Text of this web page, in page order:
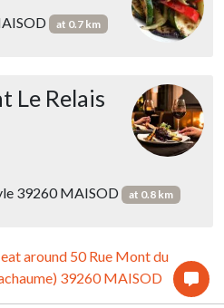
at 0.7 km
Le Relais
39260 MAISOD at 0.8 km
around 50 Rue Mont du
39260 MAISOD